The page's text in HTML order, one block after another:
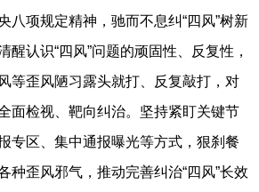
规定精神，驰而不息纠“四风”树新
醒认识“四风”问题的顽固性、反复性，
等歪风陋习露头就打、反复敲打，对
面检视、靶向纠治。坚持紧盯关键节
专区、集中通报曝光等方式，狠刹餐
种歪风邪气，推动完善纠治“四风”长效